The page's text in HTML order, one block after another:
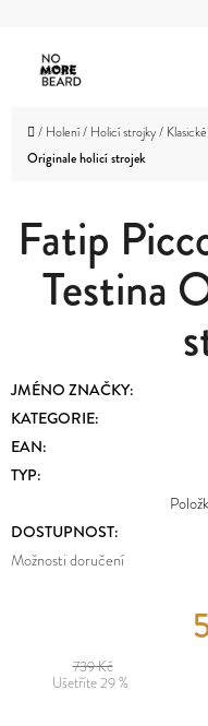
obsah
VOUSY
VLASY
ZNAČKY
PROMOTION
OUTLET
(CZK)
Domů
/ Holení/ Holicí strojky/
Originale holicí strojek
Fatip
Testina
JMÉNO ZNAČKY:
KATEGORIE:
EAN:
TYP:
DOSTUPNOST:
Možnosti doručení
739 Kč
Ušetříte 29 %
Zpět
Zpět
C
O
O
B
U
J
T
E